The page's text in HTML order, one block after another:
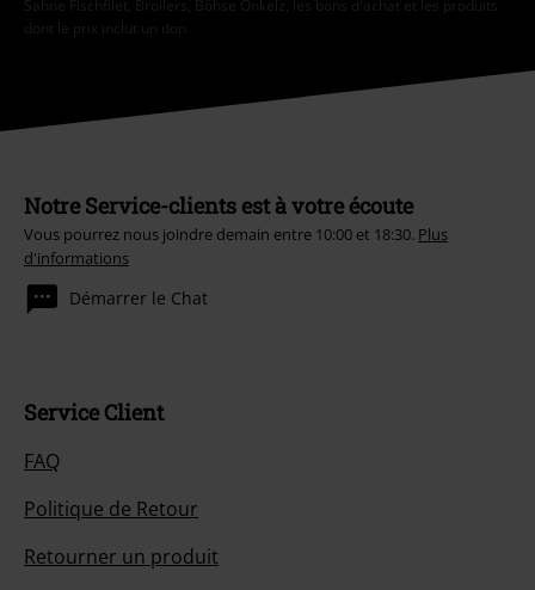
Sahne Fischfilet, Broilers, Böhse Onkelz, les bons d'achat et les produits
dont le prix inclut un don.
Notre Service-clients est à votre écoute
Vous pourrez nous joindre demain entre 10:00 et 18:30. Plus
d'informations
Démarrer le Chat
Service Client
FAQ
Politique de Retour
Retourner un produit